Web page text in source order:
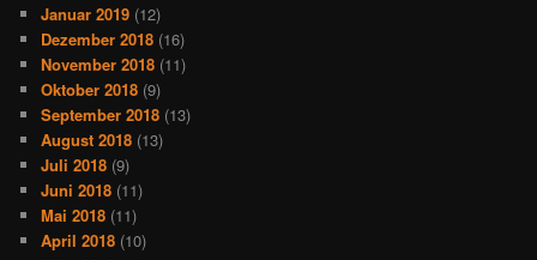
Januar 2019 (12)
Dezember 2018 (16)
November 2018 (11)
Oktober 2018 (9)
September 2018 (13)
August 2018 (13)
Juli 2018 (9)
Juni 2018 (11)
Mai 2018 (11)
April 2018 (10)